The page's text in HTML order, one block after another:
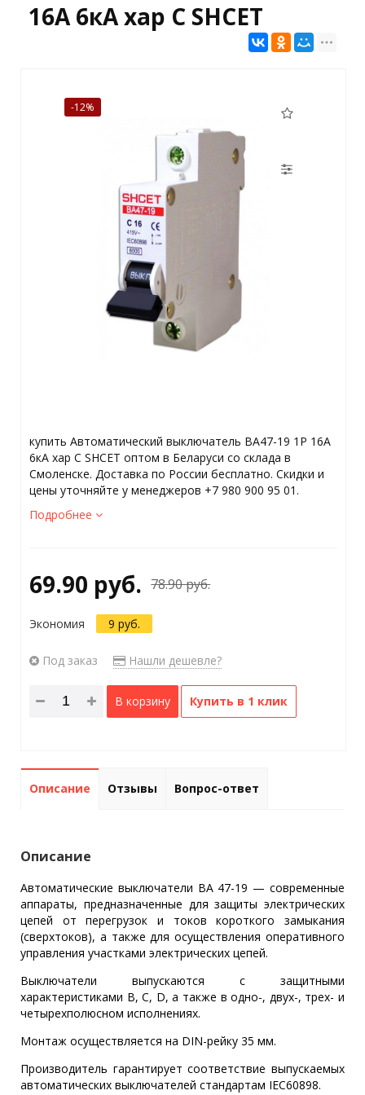
16А 6кА хар С SHCET
-12%
купить Автоматический выключатель ВА47-19 1Р 16А
6кА хар С SHCET оптом в Беларуси со склада в
Смоленске. Доставка по России бесплатно. Скидки и
цены уточняйте у менеджеров +7 980 900 95 01.
Подробнее
69.90 руб. 78.90 руб.
Экономия 9 руб.
Под заказ Нашли дешевле?
В корзину Купить в 1 клик
Описание Отзывы Вопрос-ответ
Описание
Автоматические выключатели ВА 47-19 — современные
аппараты, предназначенные для защиты электрических
цепей от перегрузок и токов короткого замыкания
(сверхтоков), а также для осуществления оперативного
управления участками электрических цепей.
Выключатели выпускаются с защитными
характеристиками В, С, D, а также в одно-, двух-, трех- и
четырехполюсном исполнениях.
Монтаж осуществляется на DIN-рейку 35 мм.
Производитель гарантирует соответствие выпускаемых
автоматических выключателей стандартам IEC60898.